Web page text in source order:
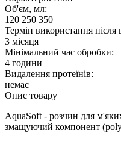
Об'єм, мл:
120 250 350
Термін використання після
3 мiсяця
Мінімальний час обробки:
4 години
Видалення протеїнів:
немає
Опис товару
AquaSoft - розчин для
змащуючий компонент (